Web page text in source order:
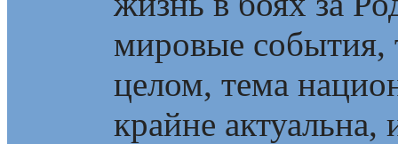
мировые события,
целом, тема
крайне актуальна,